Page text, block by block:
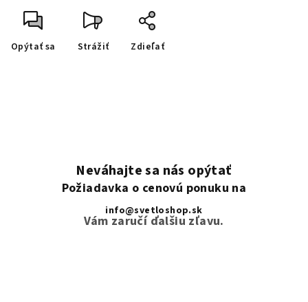
Opýtať sa Strážiť Zdieľať
Neváhajte sa nás opýtať
Požiadavka o cenovú ponuku na
info@svetloshop.sk
Vám zaručí ďalšiu zľavu.